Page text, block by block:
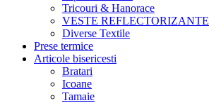
Tricouri & Hanorace
VESTE REFLECTORIZANTE
Diverse Textile
Prese termice
Articole bisericesti
Bratari
Icoane
Tamaie